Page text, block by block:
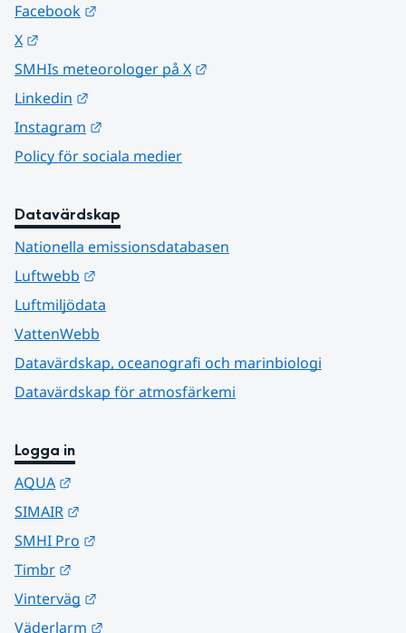
Facebook
X
SMHIs meteorologer på X
Linkedin
Instagram
Policy för sociala medier
Datavärdskap
Nationella emissionsdatabasen
Luftwebb
Luftmiljödata
VattenWebb
Datavärdskap, oceanografi och marinbiologi
Datavärdskap för atmosfärkemi
Logga in
AQUA
SIMAIR
SMHI Pro
Timbr
Vinterväg
Väderlarm